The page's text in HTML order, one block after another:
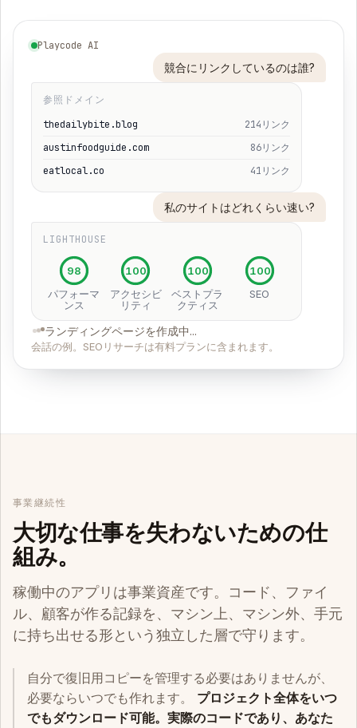
Playcode AI
競合にリンクしているのは誰?
参照ドメイン
thedailybite.blog
214リンク
austinfoodguide.com
86リンク
eatlocal.co
41リンク
私のサイトはどれくらい速い?
LIGHTHOUSE
98
パフォーマ
ンス
100
アクセシビ
リティ
100
ベストプラ
クティス
100
SEO
ランディングページを作成中...
会話の例。SEOリサーチは有料プランに含まれます。
事業継続性
大切な仕事を失わないための仕
組み。
稼働中のアプリは事業資産です。コード、ファイ
ル、顧客が作る記録を、マシン上、マシン外、手元
に持ち出せる形という独立した層で守ります。
自分で復旧用コピーを管理する必要はありませんが、
必要ならいつでも作れます。 プロジェクト全体をいつ
でもダウンロード可能。実際のコードであり、あなた